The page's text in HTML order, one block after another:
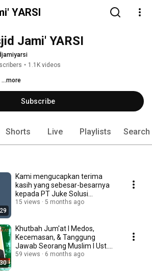
YARSI
Jami' YARSI
• 1.1K videos
...more
Subscribe
Shorts Live Playlists Search
Kami mengucapkan terima
kasih yang sebesar-besarnya
kepada PT Juke Solusi
Teknologi atas dukungannya
15 views 5 months ago
Khutbah Jum'at I Medos,
Kecemasan, & Tanggung
Jawab Seorang Muslim I Ust.
Fazlurrahman Anshar, MA
59 views 6 months ago